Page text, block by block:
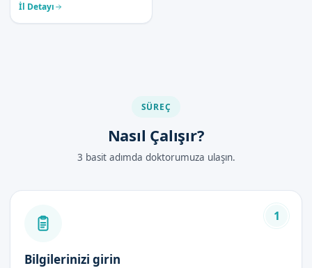
İl Detayı
SÜREÇ
Nasıl Çalışır?
3 basit adımda doktorumuza ulaşın.
1
Bilgilerinizi girin